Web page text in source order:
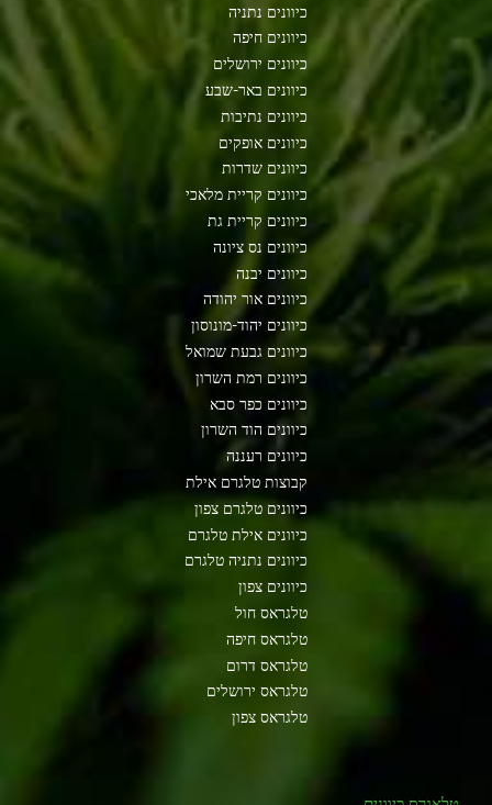
כיוונים נתניה
כיוונים חיפה
כיוונים ירושלים
כיוונים באר-שבע
כיוונים נתיבות
כיוונים אופקים
כיוונים שדרות
כיוונים קריית מלאכי
כיוונים קריית גת
כיוונים נס ציונה
כיוונים יבנה
כיוונים אור יהודה
כיוונים יהוד-מונוסון
כיוונים גבעת שמואל
כיוונים רמת השרון
כיוונים כפר סבא
כיוונים הוד השרון
כיוונים רעננה
קבוצות טלגרם אילת
כיוונים טלגרם צפון
כיוונים אילת טלגרם
כיוונים נתניה טלגרם
כיוונים צפון
טלגראס חול
טלגראס חיפה
טלגראס דרום
טלגראס ירושלים
טלגראס צפון